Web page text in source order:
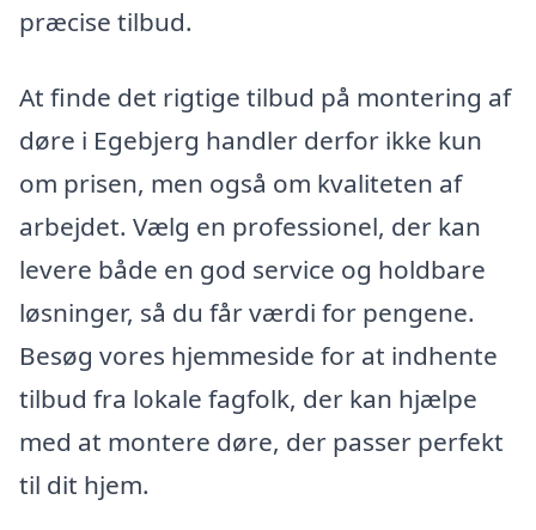
præcise tilbud.
At finde det rigtige tilbud på montering af
døre i Egebjerg handler derfor ikke kun
om prisen, men også om kvaliteten af
arbejdet. Vælg en professionel, der kan
levere både en god service og holdbare
løsninger, så du får værdi for pengene.
Besøg vores hjemmeside for at indhente
tilbud fra lokale fagfolk, der kan hjælpe
med at montere døre, der passer perfekt
til dit hjem.